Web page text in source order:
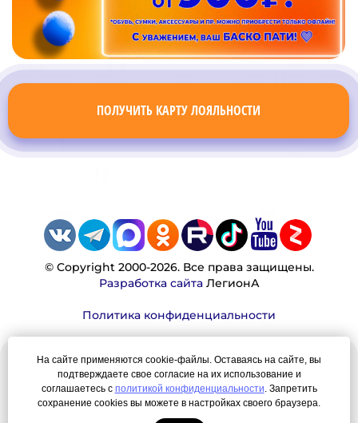
ПОЛУЧИТЬ КАРТУ ЛОЯЛЬНОСТИ
© Copyright 2000-2026. Все права защищены.
Разработка сайтаЛегионА
Политика конфиденциальности
Наша миссия:
Мы — честно, много, давно продаем вещи,
На сайте применяются cookie-файлы. Оставаясь на сайте, вы
подтверждаете свое согласие на их использование и
соглашаетесь с политикой конфиденциальности. Запретить
сохранение cookies вы можете в настройках своего браузера.